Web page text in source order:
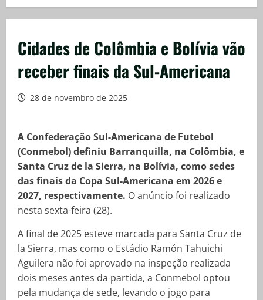
Cidades de Colômbia e Bolívia vão
receber finais da Sul-Americana
28 de novembro de 2025
A Confederação Sul-Americana de Futebol
(Conmebol) definiu Barranquilla, na Colômbia, e
Santa Cruz de la Sierra, na Bolívia, como sedes
das finais da Copa Sul-Americana em 2026 e
2027, respectivamente. O anúncio foi realizado
nesta sexta-feira (28).
A final de 2025 esteve marcada para Santa Cruz de
la Sierra, mas como o Estádio Ramón Tahuichi
Aguilera não foi aprovado na inspeção realizada
dois meses antes da partida, a Conmebol optou
pela mudança de sede, levando o jogo para